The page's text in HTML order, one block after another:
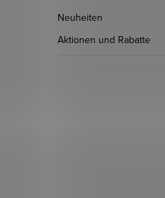
Neuheiten
Aktionen und Rabatte